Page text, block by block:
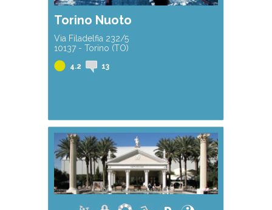
Torino Nuoto
Via Filadelfia 232/5
10137 - Torino (TO)
4.2 13